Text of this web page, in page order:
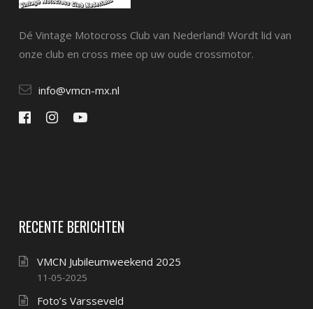
Dé Vintage Motocross Club van Nederland! Wordt lid van
onze club en cross mee op uw oude crossmotor.
info@vmcn-mx.nl
RECENTE BERICHTEN
VMCN Jubileumweekend 2025
11-05-2025
Foto’s Varsseveld